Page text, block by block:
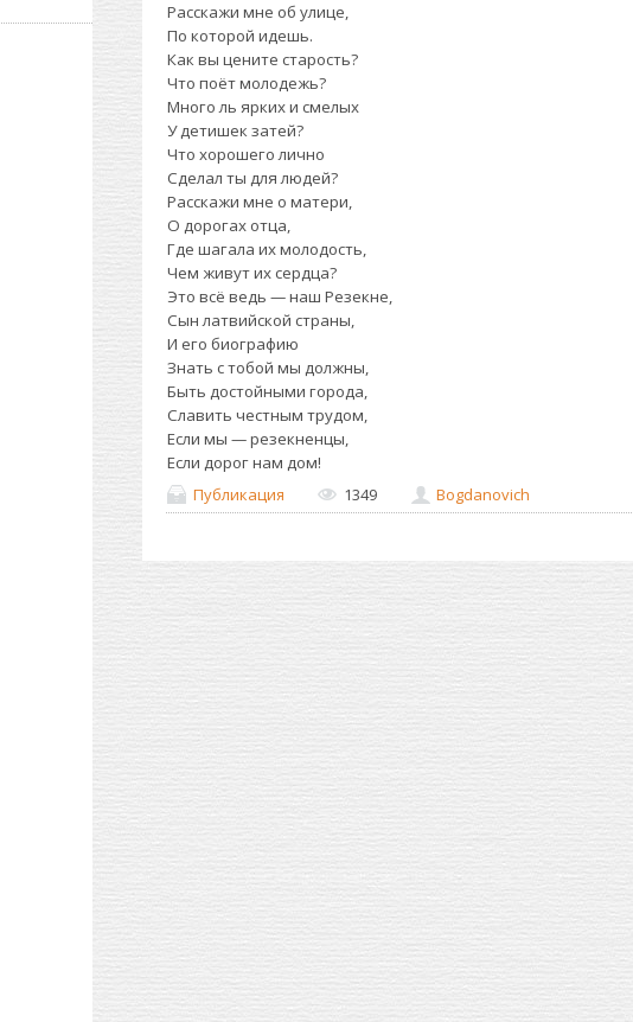
Расскажи мне об улице,
По которой идешь.
Как вы цените старость?
Что поёт молодежь?
Много ль ярких и смелых
У детишек затей?
Что хорошего лично
Сделал ты для людей?
Расскажи мне о матери,
О дорогах отца,
Где шагала их молодость,
Чем живут их сердца?
Это всё ведь — наш Резекне,
Сын латвийской страны,
И его биографию
Знать с тобой мы должны,
Быть достойными города,
Славить честным трудом,
Если мы — резекненцы,
Если дорог нам дом!
Публикация
1349 Bogdanovich